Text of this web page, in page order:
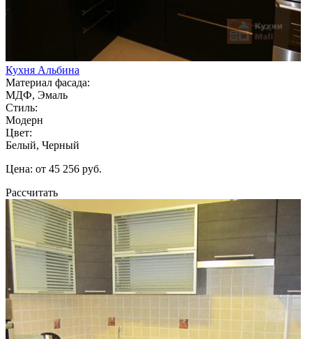
Кухня Альбина
Материал фасада:
МДФ, Эмаль
Стиль:
Модерн
Цвет:
Белый, Черный
Цена: от 45 256 руб.
Рассчитать